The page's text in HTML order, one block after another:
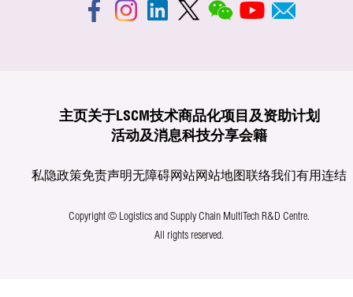
主页关于LSCM技术商品化项目及资助计划
活动及消息科技分享会籍
私隐政策免责声明无障碍网站网站地图联络我们有用连结
Copyright © Logistics and Supply Chain MultiTech R&D Centre.
All rights reserved.